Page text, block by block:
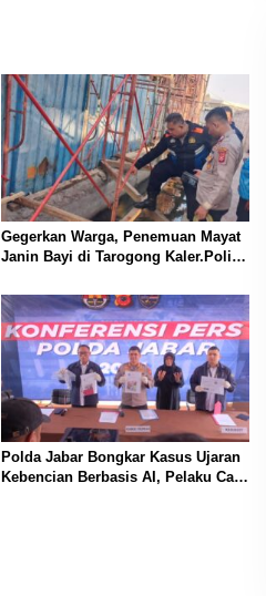
Gegerkan Warga, Penemuan Mayat
Janin Bayi di Tarogong Kaler.Polisi
Polda Jabar Bongkar Kasus Ujaran
Kebencian Berbasis AI, Pelaku Cari